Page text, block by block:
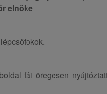
elnöke
fái öregesen